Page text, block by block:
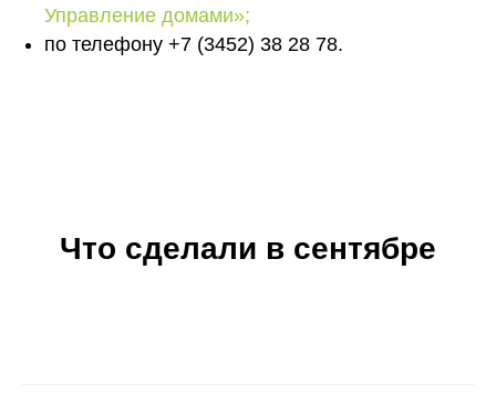
Управление домами»;
по телефону +7 (3452) 38 28 78.
Что сделали в сентябре